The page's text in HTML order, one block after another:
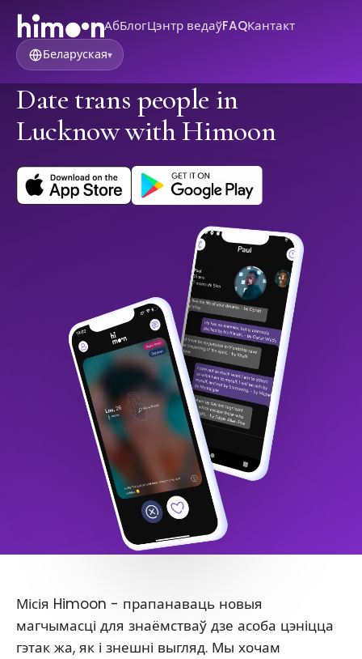
АбБлогЦэнтр ведаўFAQКантакт
Беларуская▾
Date trans people in
Lucknow with Himoon
Місія Himoon - прапанаваць новыя
магчымасці для знаёмстваў дзе асоба цэніцца
гэтак жа, як і знешні выгляд. Мы хочам